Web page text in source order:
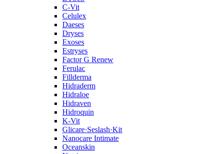
C‑Vit
Celulex
Daeses
Dryses
Exoses
Estryses
Factor G Renew
Ferulac
Fillderma
Hidraderm
Hidraloe
Hidraven
Hidroquin
K-Vit
Glicare·Seslash·Kit
Nanocare Intimate
Oceanskin